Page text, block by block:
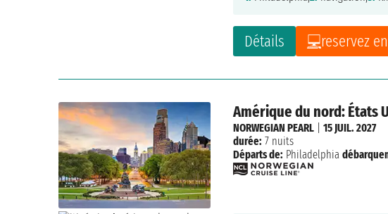
Détails reservez
Amérique du nord: États
NORWEGIAN PEARL |15 JUIL. 2027
durée: 7 nuits
Départs de: Philadelphia